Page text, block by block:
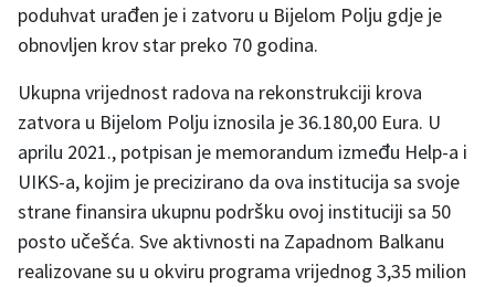
poduhvat urađen je i zatvoru u Bijelom Polju gdje je
obnovljen krov star preko 70 godina.
Ukupna vrijednost radova na rekonstrukciji krova
zatvora u Bijelom Polju iznosila je 36.180,00 Eura. U
aprilu 2021., potpisan je memorandum između Help-a i
UIKS-a, kojim je precizirano da ova institucija sa svoje
strane finansira ukupnu podršku ovoj instituciji sa 50
posto učešća. Sve aktivnosti na Zapadnom Balkanu
realizovane su u okviru programa vrijednog 3,35 milion